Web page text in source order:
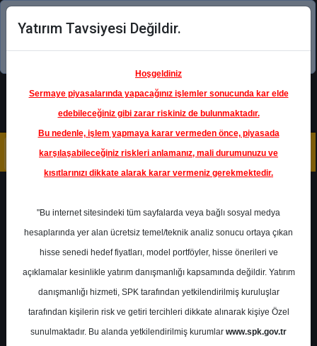
Şimdi uygulamayı indirin!
Ana Sayfa Raporlar
Ak Yatırım
Rapor Detay
KCHOL - Hedef Fiyat
Ak Yatırım 11 Mayıs 2026
Yatırım Tavsiyesi Değildir.
Hoşgeldiniz
Sermaye piyasalarında yapacağınız işlemler sonucunda kar elde
edebileceğiniz gibi zarar riskiniz de bulunmaktadır.
Bu nedenle, işlem yapmaya karar vermeden önce, piyasada
karşılaşabileceğiniz riskleri anlamanız, mali durumunuzu ve
kısıtlarınızı dikkate alarak karar vermeniz gerekmektedir.
"Bu internet sitesindeki tüm sayfalarda veya bağlı sosyal medya
hesaplarında yer alan ücretsiz temel/teknik analiz sonucu ortaya çıkan
hisse senedi hedef fiyatları, model portföyler, hisse önerileri ve
açıklamalar kesinlikle yatırım danışmanlığı kapsamında değildir. Yatırım
danışmanlığı hizmeti, SPK tarafından yetkilendirilmiş kuruluşlar
tarafından kişilerin risk ve getiri tercihleri dikkate alınarak kişiye Özel
sunulmaktadır. Bu alanda yetkilendirilmiş kurumlar www.spk.gov.tr